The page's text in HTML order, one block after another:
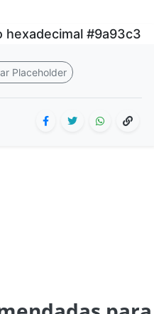
Placeholder